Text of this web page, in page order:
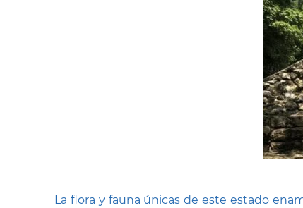
La flora y fauna únicas de este estado